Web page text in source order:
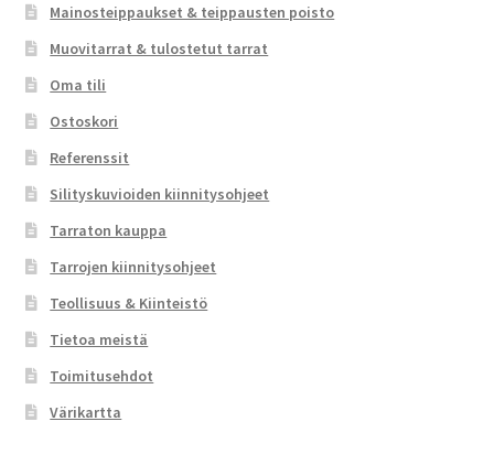
Mainosteippaukset & teippausten poisto
Muovitarrat & tulostetut tarrat
Oma tili
Ostoskori
Referenssit
Silityskuvioiden kiinnitysohjeet
Tarraton kauppa
Tarrojen kiinnitysohjeet
Teollisuus & Kiinteistö
Tietoa meistä
Toimitusehdot
Värikartta